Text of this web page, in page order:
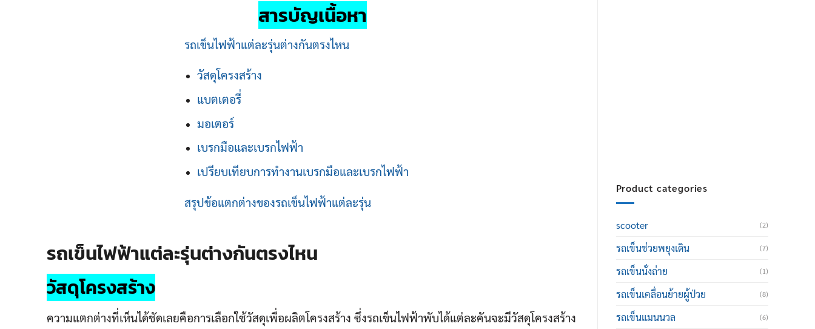
สารบัญเนื้อหา
รถเข็นไฟฟ้าแต่ละรุ่นต่างกันตรงไหน
วัสดุโครงสร้าง
แบตเตอรี่
มอเตอร์
เบรกมือและเบรกไฟฟ้า
เปรียบเทียบการทำงานเบรกมือและเบรกไฟฟ้า
สรุปข้อแตกต่างของรถเข็นไฟฟ้าแต่ละรุ่น
รถเข็นไฟฟ้าแต่ละรุ่นต่างกันตรงไหน
วัสดุโครงสร้าง
ความแตกต่างที่เห็นได้ชัดเลยคือการเลือกใช้วัสดุเพื่อผลิตโครงสร้าง ซึ่งรถเข็นไฟฟ้าพับได้แต่ละคันจะมีวัสดุโครงสร้าง
Product categories
scooter (2)
รถเข็นช่วยพยุงเดิน (7)
รถเข็นนั่งถ่าย (1)
รถเข็นเคลื่อนย้ายผู้ป่วย (8)
รถเข็นแมนนวล (6)